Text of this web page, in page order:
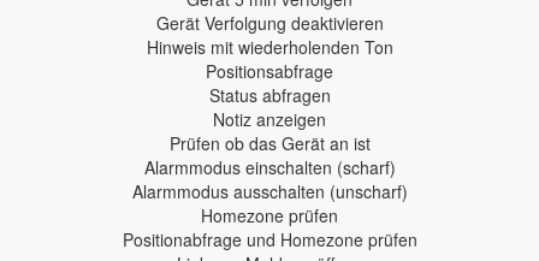
Gerät Verfolgung deaktivieren
Hinweis mit wiederholenden Ton
Positionsabfrage
Status abfragen
Notiz anzeigen
Prüfen ob das Gerät an ist
Alarmmodus einschalten (scharf)
Alarmmodus ausschalten (unscharf)
Homezone prüfen
Positionabfrage und Homezone prüfen